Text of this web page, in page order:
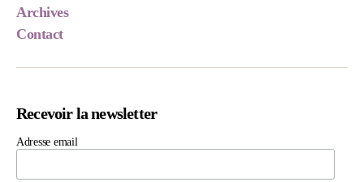
Archives
Contact
Recevoir la newsletter
Adresse email